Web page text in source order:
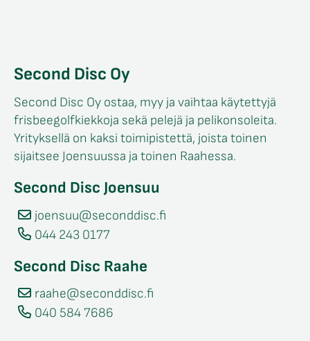
Second Disc Oy
Second Disc Oy ostaa, myy ja vaihtaa käytettyjä
frisbeegolfkiekkoja sekä pelejä ja pelikonsoleita.
Yrityksellä on kaksi toimipistettä, joista toinen
sijaitsee Joensuussa ja toinen Raahessa.
Second Disc Joensuu
joensuu@seconddisc.fi
044 243 0177
Second Disc Raahe
raahe@seconddisc.fi
040 584 7686